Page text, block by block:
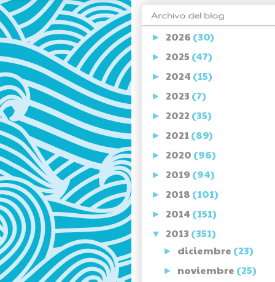
Archivo del blog
► 2026 (30)
► 2025 (47)
► 2024 (15)
► 2023 (7)
► 2022 (35)
► 2021 (89)
► 2020 (96)
► 2019 (94)
► 2018 (101)
► 2014 (151)
▼ 2013 (351)
► diciembre (23)
► noviembre (25)